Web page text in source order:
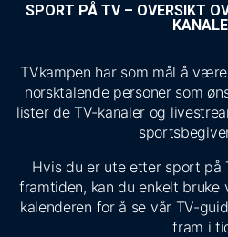
SPORT PÅ TV – OVERSIKT
TVkampen har som mål å
norsktalende personer som
lister de TV-kanaler og
Hvis du er ute etter sport på
framtiden, kan du enkelt bruke
kalenderen for å se vår TV-
fram i